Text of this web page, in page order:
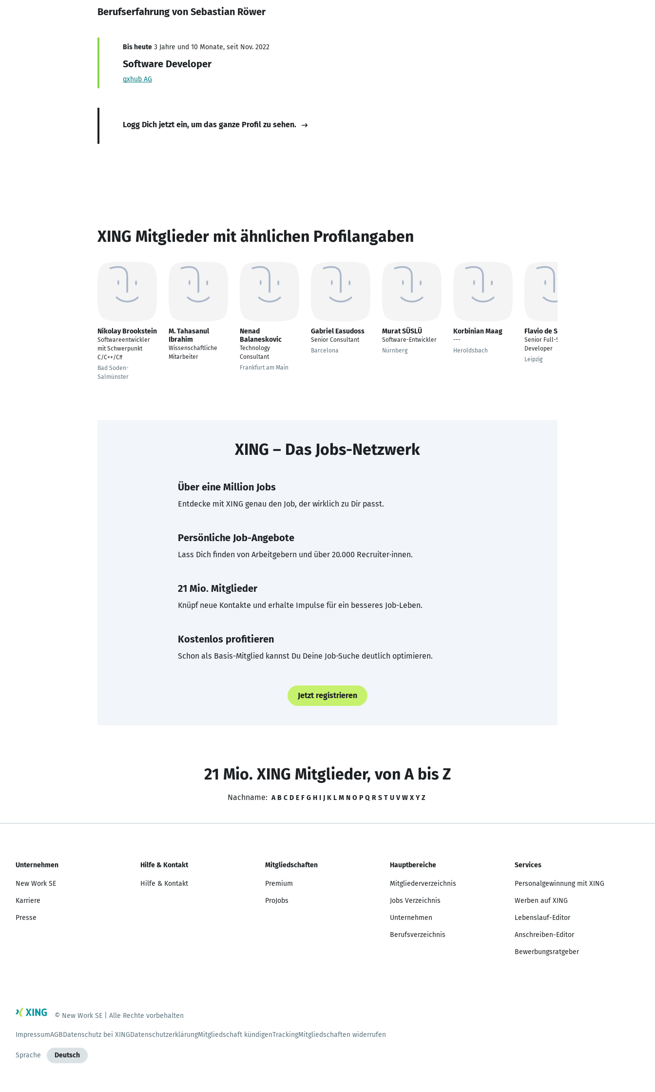
Berufserfahrung von Sebastian Röwer
Bis heute 3 Jahre und 10 Monate, seit Nov. 2022
Software Developer
qxhub AG
Logg Dich jetzt ein, um das ganze Profil zu sehen.
XING Mitglieder mit ähnlichen Profilangaben
Nikolay Brookstein
Softwareentwickler
mit Schwerpunkt
C/C++/C#
Bad Soden-
Salmünster
M. Tahasanul
Ibrahim
Wissenschaftliche
Mitarbeiter
Nenad
Balaneskovic
Technology
Consultant
Frankfurt am Main
Gabriel Easudoss
Senior Consultant
Barcelona
Murat SÜSLÜ
Software-Entwickler
Nürnberg
Korbinian Maag
---
Heroldsbach
Flavio de Sousa
Senior Full-Stack
Developer
Leipzig
XING – Das Jobs-Netzwerk
Über eine Million Jobs
Entdecke mit XING genau den Job, der wirklich zu Dir passt.
Persönliche Job-Angebote
Lass Dich finden von Arbeitgebern und über 20.000 Recruiter·innen.
21 Mio. Mitglieder
Knüpf neue Kontakte und erhalte Impulse für ein besseres Job-Leben.
Kostenlos profitieren
Schon als Basis-Mitglied kannst Du Deine Job-Suche deutlich optimieren.
Jetzt registrieren
21 Mio. XING Mitglieder, von A bis Z
Nachname: A B C D E F G H I J K L M N O P Q R S T U V W X Y Z
Unternehmen
New Work SE
Karriere
Presse
Hilfe & Kontakt
Hilfe & Kontakt
Mitgliedschaften
Premium
ProJobs
Hauptbereiche
Mitgliederverzeichnis
Jobs Verzeichnis
Unternehmen
Berufsverzeichnis
Services
Personalgewinnung mit XING
Werben auf XING
Lebenslauf-Editor
Anschreiben-Editor
Bewerbungsratgeber
© New Work SE | Alle Rechte vorbehalten
ImpressumAGBDatenschutz bei XINGDatenschutzerklärungMitgliedschaft kündigenTrackingMitgliedschaften widerrufen
Sprache Deutsch